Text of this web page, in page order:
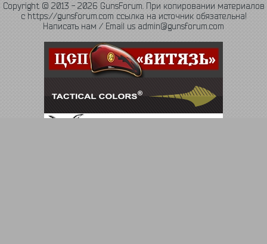
Copyright © 2013 - 2026 GunsForum. При копировании материалов
с https://gunsforum.com ссылка на источник обязательна!
Написать нам / Email us admin@gunsforum.com